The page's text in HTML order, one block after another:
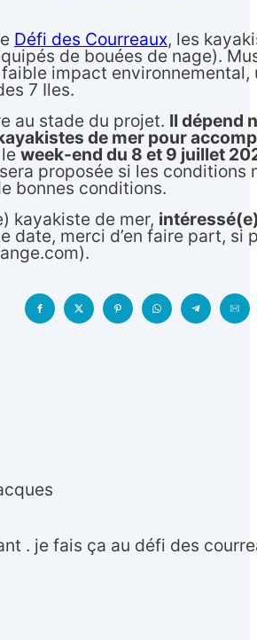
Défi des Courreaux, les
de bouées de nage).
impact
7 Iles.
au stade du projet. Il dépend
de mer pour
leweek-end du 8 et 9 juillet
proposée si les
bonnes conditions.
kayakiste de mer,
date, merci d’en faire part, si
. je fais ça au défi des